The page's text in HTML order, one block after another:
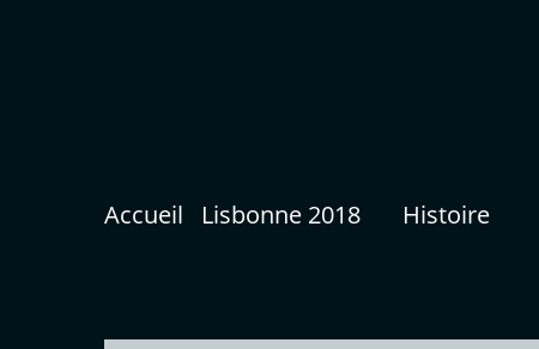
Accueil Lisbonne 2018 Histoire